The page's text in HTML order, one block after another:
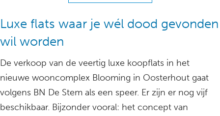
Luxe flats waar je wél dood gevonden
wil worden
De verkoop van de veertig luxe koopflats in het
nieuwe wooncomplex Blooming in Oosterhout gaat
volgens BN De Stem als een speer. Er zijn er nog vijf
beschikbaar. Bijzonder vooral: het concept van